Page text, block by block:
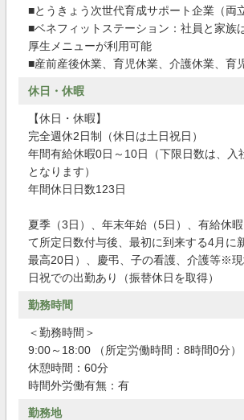
■とうきょう次世代育成サポート企業（両
■ベネフィットステーション：社員と家族
厚生メニューが利用可能
■産前産後休業、育児休業、介護休業、育
休日・休暇
【休日・休暇】
完全週休2日制（休日は土日祝日）
年間有給休暇0日～10日（下限日数は、入
となります）
年間休日日数123日
夏季（3日）、年末年始（5日）、有給休
て所定日数付与後、最初に到来する4月に
最高20日）、慶弔、子の看護、介護等※
日祝での出勤あり（振替休日を取得）
勤務時間
＜勤務時間＞
9:00～18:00 （所定労働時間：8時間0分）
休憩時間：60分
時間外労働有無：有
勤務地